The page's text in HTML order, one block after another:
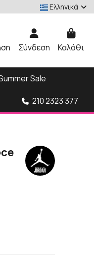
Ελληνικά
Σύνδεση Καλάθι
Sale
210 2323 377